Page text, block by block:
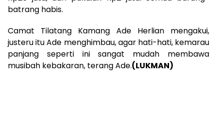
batrang habis.
Camat Tilatang Kamang Ade Herlian mengakui,
justeru itu Ade menghimbau, agar hati-hati, kemarau
panjang seperti ini sangat mudah membawa
musibah kebakaran, terang Ade.(LUKMAN)